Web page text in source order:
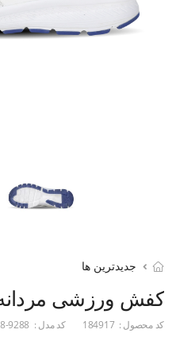
جدیدترین ها
کفش ورزشی
کد محصول : 184917 کد مدل : 9288